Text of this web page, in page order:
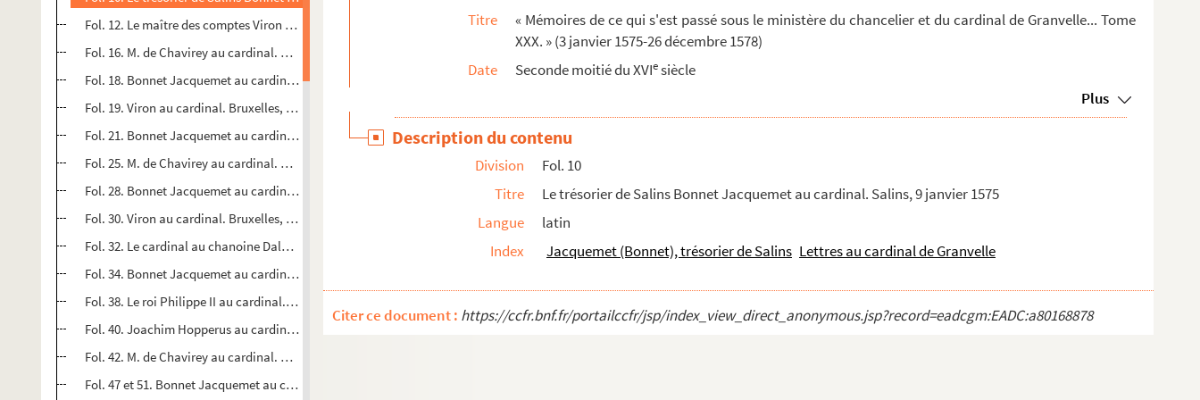
Fol. 12. Le maître des comptes Viron au cardinal. Bruxelles, 17 janvier 1575
Fol. 16. M. de Chavirey au cardinal. Besançon, 17 janvier 1575
Fol. 18. Bonnet Jacquemet au cardinal. Dole, 20 janvier 1575
Fol. 19. Viron au cardinal. Bruxelles, 1
février 1575
Fol. 21. Bonnet Jacquemet au cardinal. Dole, 2 février 1575 (parties chiffrées)
Fol. 25. M. de Chavirey au cardinal. Besançon, 13 février 1575
Fol. 28. Bonnet Jacquemet au cardinal. Salins, 1
Fol. 30. Viron au cardinal. Bruxelles, 1
Fol. 32. Le cardinal au chanoine Dalonal. Naples, 26 mars 1575
Fol. 34. Bonnet Jacquemet au cardinal. Salins, 29 mars 1575 (quelques passages chiffrés)
Fol. 38. Le roi Philippe II au cardinal. Saint-Laurent, 5 avril 1575
Fol. 40. Joachim Hopperus au cardinal. Madrid, 8 avril 1575
Fol. 42. M. de Chavirey au cardinal. Besançon, 10 avril 1575
Fol. 47 et 51. Bonnet Jacquemet au cardinal. Dole, 14 avril, et Salins, 26 avril 1575 (passages chiffrés)
Titre
« Mémoires de ce qui s'est passé sous le ministère du chancelier et du cardinal de Granvelle... Tome
XXX. » (3 janvier 1575-26 décembre 1578)
Date
Seconde moitié du XVIesiècle
Plus
Description du contenu
Division
Fol. 10
Titre
Le trésorier de Salins Bonnet Jacquemet au cardinal. Salins, 9 janvier 1575
Langue
latin
Index
Jacquemet (Bonnet), trésorier de Salins Lettres au cardinal de Granvelle
Citer ce document : https://ccfr.bnf.fr/portailccfr/jsp/index_view_direct_anonymous.jsp?record=eadcgm:EADC:a80168878